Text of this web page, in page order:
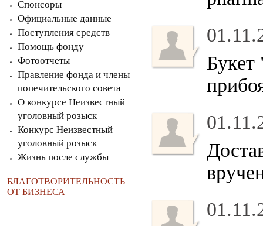
Спонсоры
Официальные данные
Поступления средств
Помощь фонду
Фотоотчеты
Правление фонда и члены
попечительского совета
О конкурсе Неизвестный
уголовный розыск
Конкурс Неизвестный
уголовный розыск
Жизнь после службы
БЛАГОТВОРИТЕЛЬНОСТЬ
ОТ БИЗНЕСА
Букет